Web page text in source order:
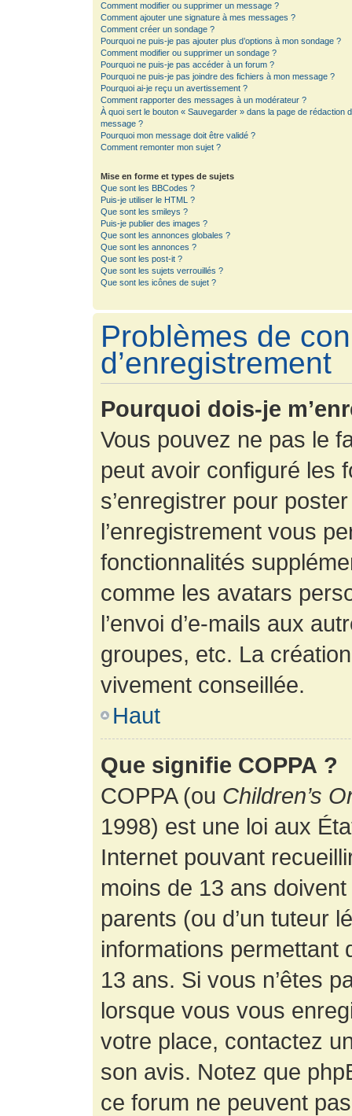
Comment modifier ou supprimer un message ?
Comment ajouter une signature à mes messages ?
Comment créer un sondage ?
Pourquoi ne puis-je pas ajouter plus d’options à mon sondage ?
Comment modifier ou supprimer un sondage ?
Pourquoi ne puis-je pas accéder à un forum ?
Pourquoi ne puis-je pas joindre des fichiers à mon message ?
Pourquoi ai-je reçu un avertissement ?
Comment rapporter des messages à un modérateur ?
À quoi sert le bouton « Sauvegarder » dans la page de rédaction
message ?
Pourquoi mon message doit être validé ?
Comment remonter mon sujet ?
Mise en forme et types de sujets
Que sont les BBCodes ?
Puis-je utiliser le HTML ?
Que sont les smileys ?
Puis-je publier des images ?
Que sont les annonces globales ?
Que sont les annonces ?
Que sont les post-it ?
Que sont les sujets verrouillés ?
Que sont les icônes de sujet ?
Problèmes de
d’enregistrement
Pourquoi dois-je
Vous pouvez ne pas le
peut avoir configuré les
s’enregistrer pour
l’enregistrement vous
fonctionnalités
comme les avatars
l’envoi d’e-mails aux
groupes, etc. La
vivement conseillée.
Haut
Que signifie COPPA ?
COPPA (ou Children’s
1998) est une loi aux
Internet pouvant
moins de 13 ans
parents (ou d’un tuteur
informations permettant
13 ans. Si vous n’êtes
lorsque vous vous
votre place, contactez
son avis. Notez que
ce forum ne peuvent